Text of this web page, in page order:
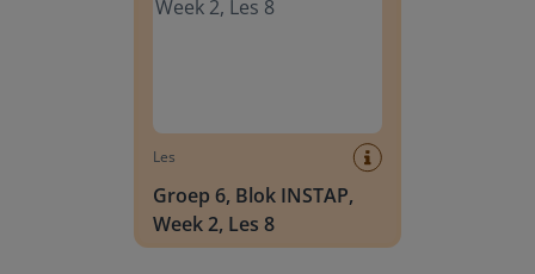
Les
Groep 6, Blok INSTAP,
Week 2, Les 8